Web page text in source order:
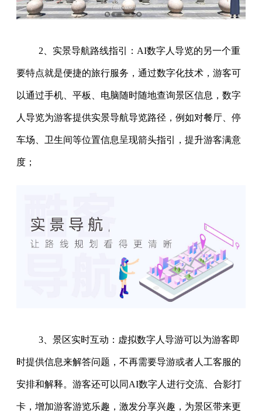
2、实景导航路线指引：AI数字人导览的另一个重
要特点就是便捷的旅行服务，通过数字化技术，游客可
以通过手机、平板、电脑随时随地查询景区信息，数字
人导览为游客提供实景导航导览路径，例如对餐厅、停
车场、卫生间等位置信息呈现箭头指引，提升游客满意
度；
3、景区实时互动：虚拟数字人导游可以为游客即
时提供信息来解答问题，不再需要导游或者人工客服的
安排和解释。游客还可以同AI数字人进行交流、合影打
卡，增加游客游览乐趣，激发分享兴趣，为景区带来更